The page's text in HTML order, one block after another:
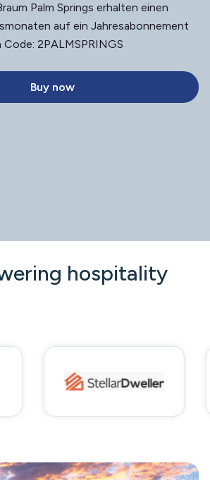
Palm Springs erhalten einen
auf ein Jahresabonnement
2PALMSPRINGS
Buy now
hospitality